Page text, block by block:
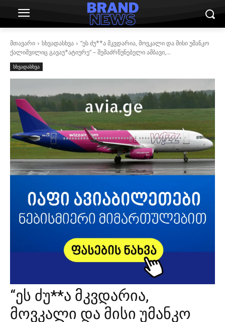
მთავარი სხვადასხვა
“ეს ძუ**ა მკვდარია, მოვკალი და მისი უმანკო
ქალიშვილიც გავაუ*ატიურე” – შემაძრწუნებელი ამბავი,...
სხვადასხვა
“ეს ძუ**ა მკვდარია,
მოვკალი და მისი უმანკო